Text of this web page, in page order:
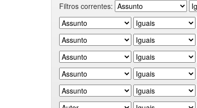
Filtros correntes: